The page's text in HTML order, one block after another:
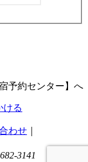
予約センター】 へ
わせ
3141